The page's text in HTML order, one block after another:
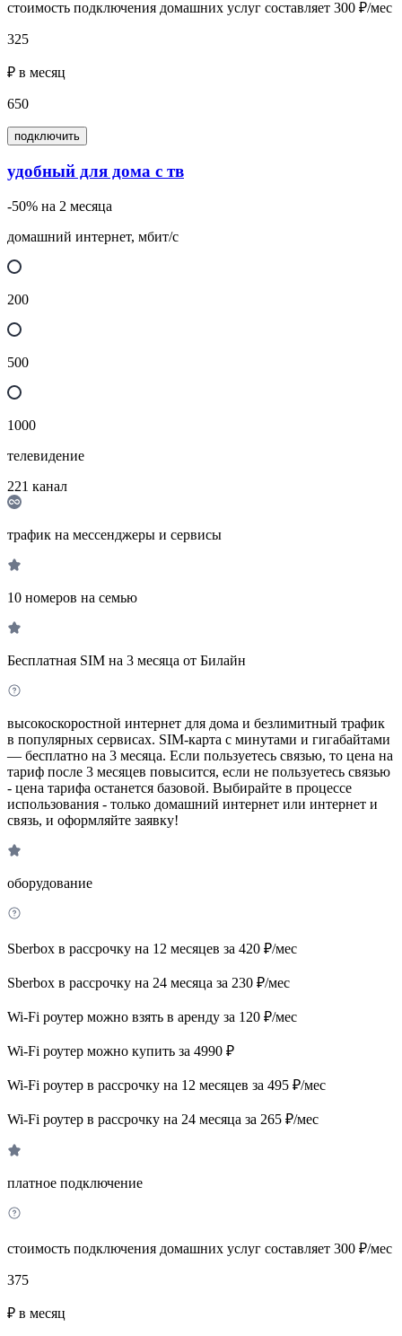
стоимость подключения домашних услуг составляет 300 ₽/мес
325
₽ в месяц
650
подключить
удобный для дома с тв
-50% на 2 месяца
домашний интернет, мбит/с
200
500
1000
телевидение
221 канал
трафик на мессенджеры и сервисы
10 номеров на семью
Бесплатная SIM на 3 месяца от Билайн
высокоскоростной интернет для дома и безлимитный трафик
в популярных сервисах. SIM-карта с минутами и гигабайтами
— бесплатно на 3 месяца. Если пользуетесь связью, то цена на
тариф после 3 месяцев повысится, если не пользуетесь связью
- цена тарифа останется базовой. Выбирайте в процессе
использования - только домашний интернет или интернет и
связь, и оформляйте заявку!
оборудование
Sberbox в рассрочку на 12 месяцев за 420 ₽/мес
Sberbox в рассрочку на 24 месяца за 230 ₽/мес
Wi-Fi роутер можно взять в аренду за 120 ₽/мес
Wi-Fi роутер можно купить за 4990 ₽
Wi-Fi роутер в рассрочку на 12 месяцев за 495 ₽/мес
Wi-Fi роутер в рассрочку на 24 месяца за 265 ₽/мес
платное подключение
стоимость подключения домашних услуг составляет 300 ₽/мес
375
₽ в месяц